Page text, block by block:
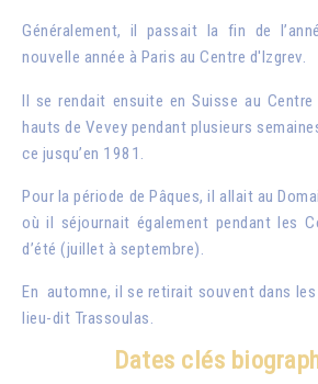
Généralement, il passait la fin de
nouvelle année à Paris au Centre d'Izgrev.
Il se rendait ensuite en Suisse au
hauts de Vevey pendant plusieurs
ce jusqu’en 1981.
Pour la période de Pâques, il allait au
où il séjournait également pendant les
d’été (juillet à septembre).
En automne, il se retirait souvent dans les
lieu-dit Trassoulas.
Dates clés